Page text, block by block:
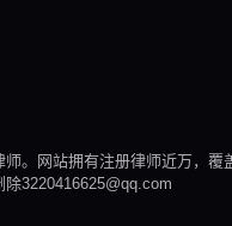
。网站拥有注册律师近万，覆
3220416625@qq.com